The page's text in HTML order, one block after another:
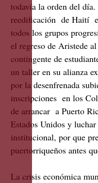
todavía la orden del
reedificación de Haití
todos los grupos
el regreso de Aristede
contingente de
un taller en su alianza
por la desenfrenada
inscripciones en los
de arrancar a Puerto
Estados Unidos y
institucional, por que
puertorriqueños antes
La crisis económica